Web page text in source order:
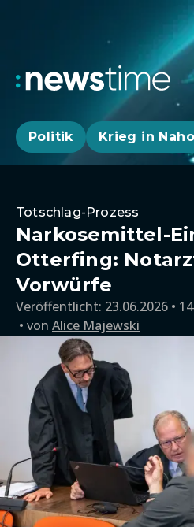
Politik Krieg in
Totschlag-Prozess
Narkosemittel-
Otterfing:
Vorwürfe
Veröffentlicht: 23.06.2026 •
von Alice Majewski